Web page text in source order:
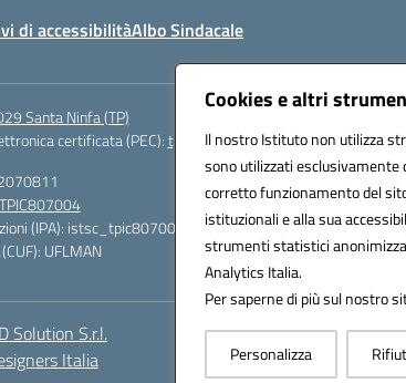
Cookies e altri
Il nostro Istituto non utilizza
sono utilizzati esclusivamente
corretto funzionamento del
istituzionali e alla sua
strumenti statistici
Analytics Italia.
Per saperne di più sul nostro
Personalizza
di accessibilitàAlbo Sindacale
Santa Ninfa (TP)
certificata (PEC):tpic807004@pec.istruzione.it
TPIC807004
(IPA): istsc_tpic807004
UFLMAN
Solution S.r.l.
Italia